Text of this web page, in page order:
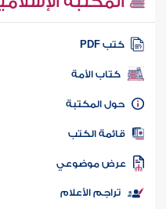
كتب PDF
كتاب الأمة
المكتبة
الكتب
موضوعي